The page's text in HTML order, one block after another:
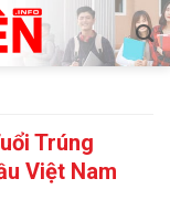
Trúng
Việt Nam